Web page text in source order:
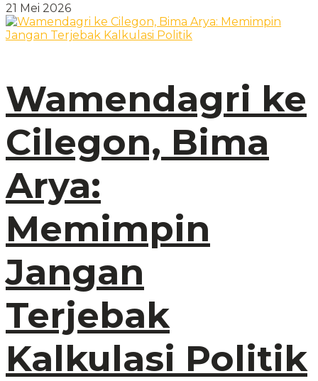
21 Mei 2026
Wamendagri ke
Cilegon, Bima
Arya:
Memimpin
Jangan
Terjebak
Kalkulasi Politik